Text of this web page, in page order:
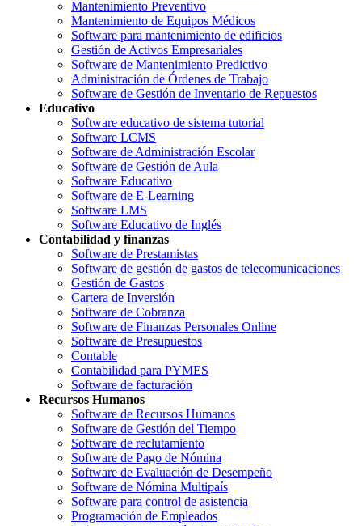
Mantenimiento Preventivo
Mantenimiento de Equipos Médicos
Software para mantenimiento de edificios
Gestión de Activos Empresariales
Software de Mantenimiento Predictivo
Administración de Órdenes de Trabajo
Software de Gestión de Inventario de Repuestos
Educativo
Software educativo de sistema tutorial
Software LCMS
Software de Administración Escolar
Software de Gestión de Aula
Software Educativo
Software de E-Learning
Software LMS
Software Educativo de Inglés
Contabilidad y finanzas
Software de Prestamistas
Software de gestión de gastos de telecomunicaciones
Gestión de Gastos
Cartera de Inversión
Software de Cobranza
Software de Finanzas Personales Online
Software de Presupuestos
Contable
Contabilidad para PYMES
Software de facturación
Recursos Humanos
Software de Recursos Humanos
Software de Gestión del Tiempo
Software de reclutamiento
Software de Pago de Nómina
Software de Evaluación de Desempeño
Software de Nómina Multipaís
Software para control de asistencia
Programación de Empleados